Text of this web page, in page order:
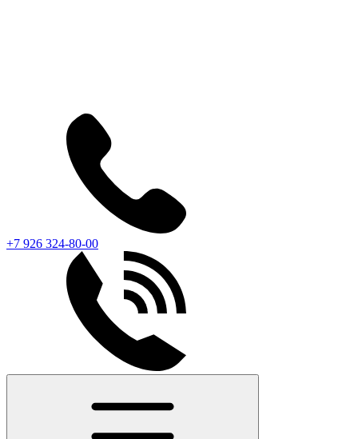
+7 926 324-80-00